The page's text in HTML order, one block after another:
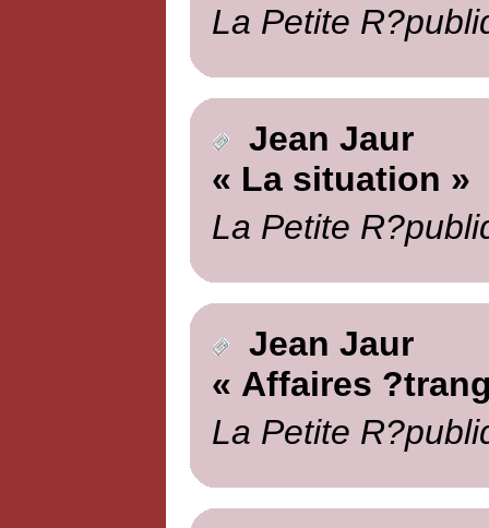
La Petite
Jean Jaur
« La situation »
La Petite
Jean Jaur
« Affaires
La Petite